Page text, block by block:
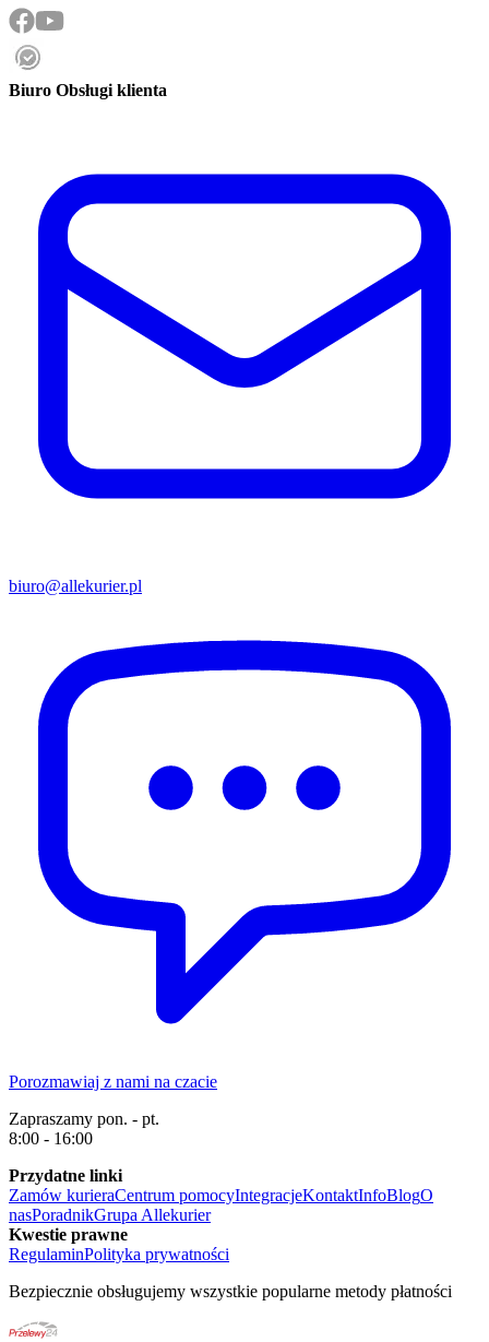
Biuro Obsługi klienta
biuro@allekurier.pl
Porozmawiaj z nami na czacie
Zapraszamy pon. - pt.
8:00 - 16:00
Przydatne linki
Zamów kurieraCentrum pomocyIntegracjeKontaktInfoBlogO
nasPoradnikGrupa Allekurier
Kwestie prawne
RegulaminPolityka prywatności
Bezpiecznie obsługujemy wszystkie popularne metody płatności